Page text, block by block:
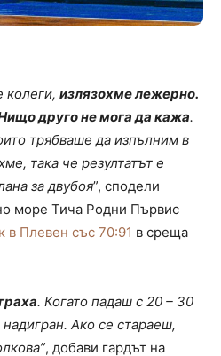
колеги, излязохме лежерно.
друго не мога да кажа.
трябваше да изпълним в
така че резултатът е
за двубоя”, сподели
море Тича Родни Първис
в Плевен със 70:91 в среща
. Когато падаш с 20 – 30
Ако се стараеш,
, добави гардът на